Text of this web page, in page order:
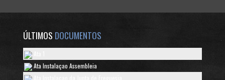
ÚLTIMOS DOCUMENTOS
Ata 1
Ata Instalaçao Assembleia
Ata Instalaçao da Junta de Freguesia